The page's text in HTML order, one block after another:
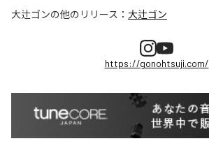
大辻ゴンの他のリリース： 大辻ゴン
https://gonohtsuji.com/